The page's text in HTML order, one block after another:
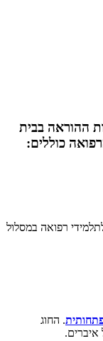
ההוראה בבית
כוללים:
רפואה במסלול
. החוג
איברים.